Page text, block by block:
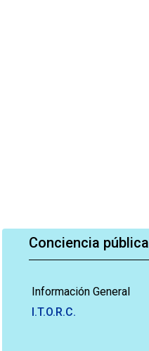
Conciencia pública
Información General
I.T.O.R.C.